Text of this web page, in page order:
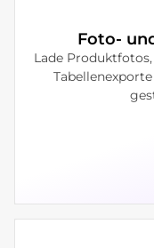
Foto-
Lade